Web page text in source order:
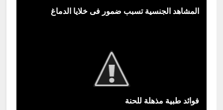
المشاهد الجنسية تسبب ضمور فى خلايا الدماغ
فوائد طبية مذهلة للحنة